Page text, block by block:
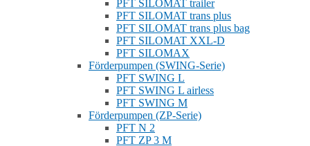
PFT SILOMAT trailer
PFT SILOMAT trans plus
PFT SILOMAT trans plus bag
PFT SILOMAT XXL-D
PFT SILOMAX
Förderpumpen (SWING-Serie)
PFT SWING L
PFT SWING L airless
PFT SWING M
Förderpumpen (ZP-Serie)
PFT N 2
PFT ZP 3 M